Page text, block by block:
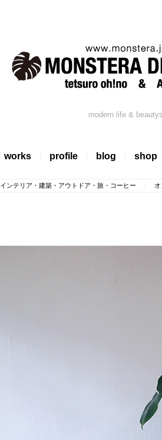
modern life & beautys
works profile blog shop
インテリア・建築・アウトドア・旅・コーヒー